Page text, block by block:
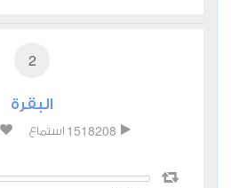
2
البقرة
1518208 استماع